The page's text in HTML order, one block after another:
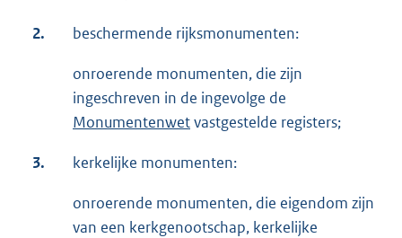
2. beschermende rijksmonumenten:
onroerende monumenten, die zijn
ingeschreven in de ingevolge de
Monumentenwetvastgestelde registers;
3. kerkelijke monumenten:
onroerende monumenten, die eigendom zijn
van een kerkgenootschap, kerkelijke